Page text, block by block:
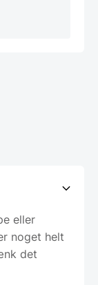
eller
noget helt
det